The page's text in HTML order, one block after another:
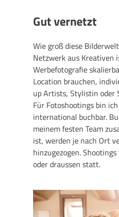
Gut vernetzt
Wie groß diese
Netzwerk aus Kreativen
Werbefotografie
Location brauchen,
up Artists, Stylistin oder
Für Fotoshootings bin
international buchbar.
meinem festen Team
ist, werden je nach Ort
hinzugezogen.
oder draussen statt.